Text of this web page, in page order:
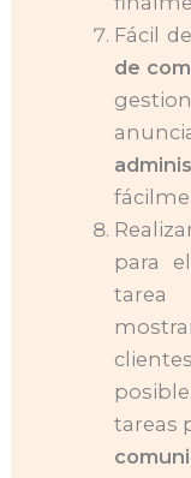
Fácil
de
para
tarea
tareas